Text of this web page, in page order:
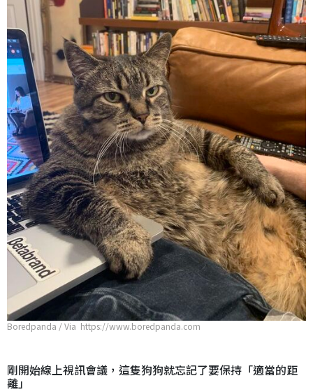
Boredpanda / Via https://www.boredpanda.com
剛開始線上視訊會議，這隻狗狗就忘記了要保持「適當的距
離」